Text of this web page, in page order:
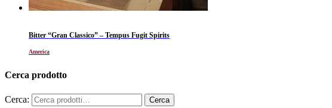
Bitter “Gran Classico” – Tempus Fugit Spirits
America
Cerca prodotto
Cerca: